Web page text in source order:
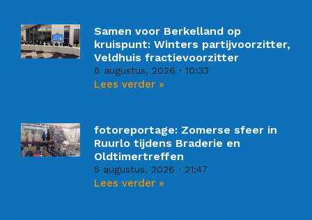
Samen voor Berkelland op
kruispunt: Winters partijvoorzitter,
Veldhuis fractievoorzitter
6 augustus, 2026 10:33
Lees verder »
fotoreportage: Zomerse sfeer in
Ruurlo tijdens Braderie en
Oldtimertreffen
5 augustus, 2026 21:47
Lees verder »